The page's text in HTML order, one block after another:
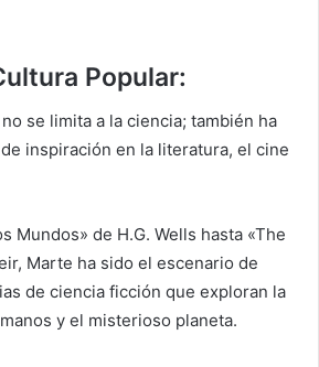
Popular:
se limita a la ciencia; también ha
inspiración en la literatura, el cine
Mundos» de H.G. Wells hasta «The
Marte ha sido el escenario de
de ciencia ficción que exploran la
y el misterioso planeta.